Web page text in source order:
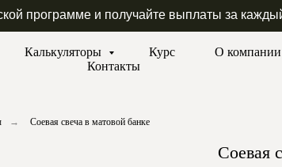
программе и получайте выплаты за
Калькуляторы Курс О компании
Контакты
→ Соевая свеча в матовой банке
Соевая